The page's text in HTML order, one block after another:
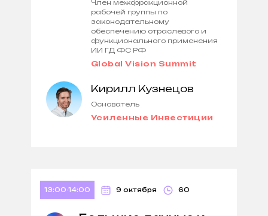
Член межфракционной
рабочей группы по
законодательному
обеспечению отраслевого и
функционального применения
ИИ ГД ФС РФ
Global Vision Summit
Кирилл Кузнецов
Основатель
Усиленные Инвестиции
13:00-14:00 9 октября 60